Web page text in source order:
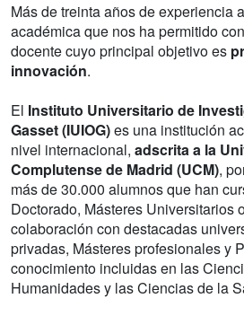
Más de treinta años de experiencia
académica que nos ha permitido
docente cuyo principal objetivo es
innovación.
El Instituto Universitario de
Gasset (IUIOG)es una institución
nivel internacional, adscrita a la
Complutense de Madrid (UCM),
más de 30.000 alumnos que han
Doctorado, Másteres Universitarios
colaboración con destacadas
privadas, Másteres profesionales y
conocimiento incluidas en las
Humanidades y las Ciencias de la